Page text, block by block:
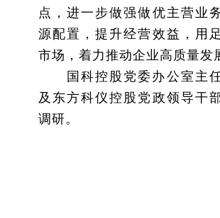
点，进一步做强做优主营业
源配置，提升经营效益，用
市场，着力推动企业高质量发
国科控股党委办公室主
及东方科仪控股党政领导干
调研。